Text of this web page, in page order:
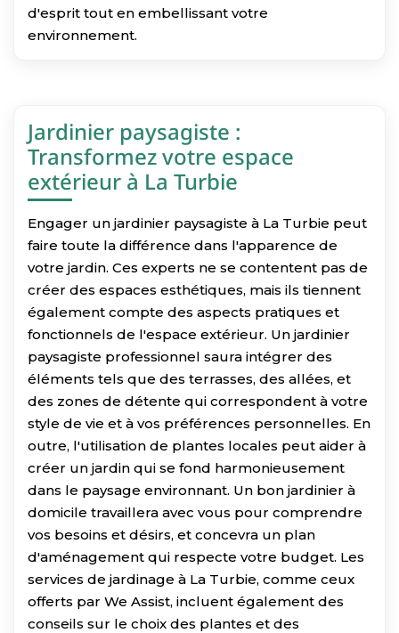
d'esprit tout en embellissant votre
environnement.
Jardinier paysagiste :
Transformez votre espace
extérieur à La Turbie
Engager un jardinier paysagiste à La Turbie peut
faire toute la différence dans l'apparence de
votre jardin. Ces experts ne se contentent pas de
créer des espaces esthétiques, mais ils tiennent
également compte des aspects pratiques et
fonctionnels de l'espace extérieur. Un jardinier
paysagiste professionnel saura intégrer des
éléments tels que des terrasses, des allées, et
des zones de détente qui correspondent à votre
style de vie et à vos préférences personnelles. En
outre, l'utilisation de plantes locales peut aider à
créer un jardin qui se fond harmonieusement
dans le paysage environnant. Un bon jardinier à
domicile travaillera avec vous pour comprendre
vos besoins et désirs, et concevra un plan
d'aménagement qui respecte votre budget. Les
services de jardinage à La Turbie, comme ceux
offerts par We Assist, incluent également des
conseils sur le choix des plantes et des